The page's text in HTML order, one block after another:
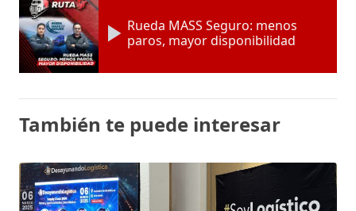
Rueda MASS Seguro: menos
paros, mayor disponibilidad
También te puede interesar